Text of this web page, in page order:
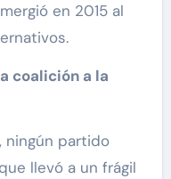
en 2015 al
coalición a la
ningún partido
llevó a un frágil